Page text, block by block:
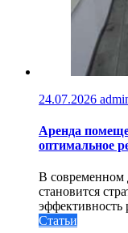
24.07.2026
Аренда
оптимальное
В современном
становится
Статьи